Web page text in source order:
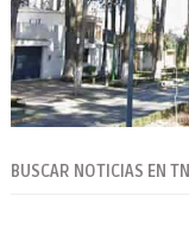
BUSCAR NOTICIAS EN TN